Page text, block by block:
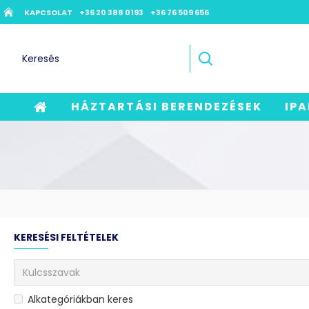
KAPCSOLAT +36 20 388 0193 +36 76 509 656
HÁZTARTÁSI BERENDEZÉSEK
KERESÉSI FELTÉTELEK
Alkategóriákban keres